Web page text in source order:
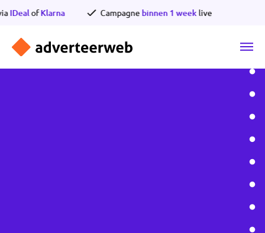
naar
inhoud
IDealofKlarna Campagnebinnen 1 weeklive